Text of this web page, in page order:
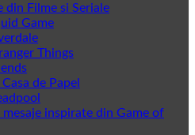
din Filme si Seriale
Game
Things
de Papel
inspirate din Game of